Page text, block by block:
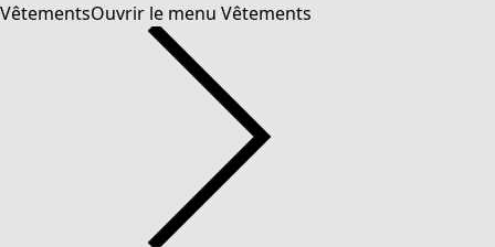
VêtementsOuvrir le menu Vêtements